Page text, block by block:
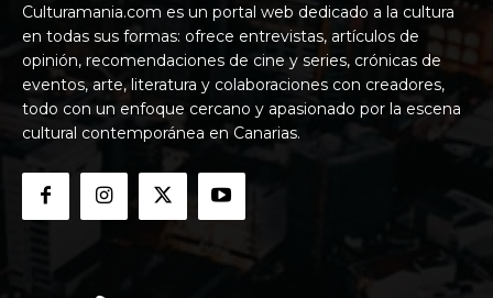
Culturamania.com es un portal web dedicado a la cultura
en todas sus formas: ofrece entrevistas, artículos de
opinión, recomendaciones de cine y series, crónicas de
eventos, arte, literatura y colaboraciones con creadores,
todo con un enfoque cercano y apasionado por la escena
cultural contemporánea en Canarias.